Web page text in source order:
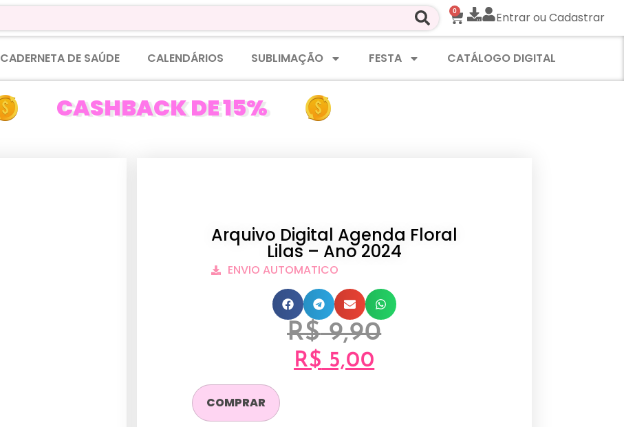
0 Entrar ou Cadastrar
CADERNETA DE SAÚDE CALENDÁRIOS SUBLIMAÇÃO FESTA CATÁLOGO DIGITAL
CASHBACK DE 15%
Arquivo Digital Agenda Floral
Lilas – Ano 2024
ENVIO AUTOMATICO
R$9,90
R$ 5,00
COMPRAR